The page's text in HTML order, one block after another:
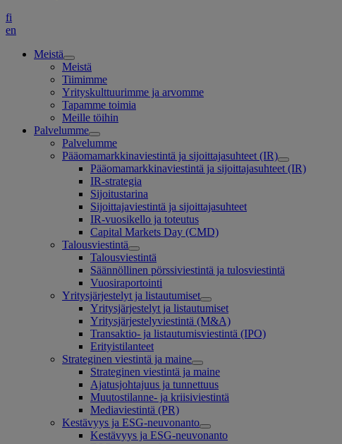
fi
en
Meistä
Meistä
Tiimimme
Yrityskulttuurimme ja arvomme
Tapamme toimia
Meille töihin
Palvelumme
Palvelumme
Pääomamarkkinaviestintä ja sijoittajasuhteet (IR)
Pääomamarkkinaviestintä ja sijoittajasuhteet (IR)
IR-strategia
Sijoitustarina
Sijoittajaviestintä ja sijoittajasuhteet
IR-vuosikello ja toteutus
Capital Markets Day (CMD)
Talousviestintä
Talousviestintä
Säännöllinen pörssiviestintä ja tulosviestintä
Vuosiraportointi
Yritysjärjestelyt ja listautumiset
Yritysjärjestelyt ja listautumiset
Yritysjärjestelyviestintä (M&A)
Transaktio- ja listautumisviestintä (IPO)
Erityistilanteet
Strateginen viestintä ja maine
Strateginen viestintä ja maine
Ajatusjohtajuus ja tunnettuus
Muutostilanne- ja kriisiviestintä
Mediaviestintä (PR)
Kestävyys ja ESG-neuvonanto
Kestävyys ja ESG-neuvonanto